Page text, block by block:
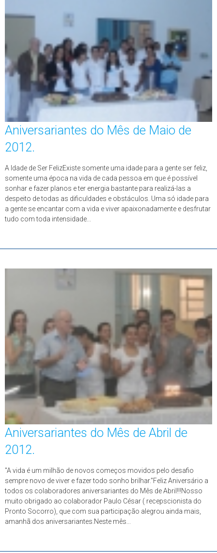
Aniversariantes do Mês de Maio de
2012.
A Idade de Ser FelizExiste somente uma idade para a gente ser feliz,
somente uma época na vida de cada pessoa em que é possível
sonhar e fazer planos e ter energia bastante para realizá-las a
despeito de todas as dificuldades e obstáculos. Uma só idade para
a gente se encantar com a vida e viver apaixonadamente e desfrutar
tudo com toda intensidade...
Aniversariantes do Mês de Abril de
2012.
"A vida é um milhão de novos começos movidos pelo desafio
sempre novo de viver e fazer todo sonho brilhar."Feliz Aniversário a
todos os colaboradores aniversariantes do Mês de Abril!!!Nosso
muito obrigado ao colaborador Paulo César ( recepscionista do
Pronto Socorro), que com sua participação alegrou ainda mais,
amanhã dos aniversariantes.Neste mês...